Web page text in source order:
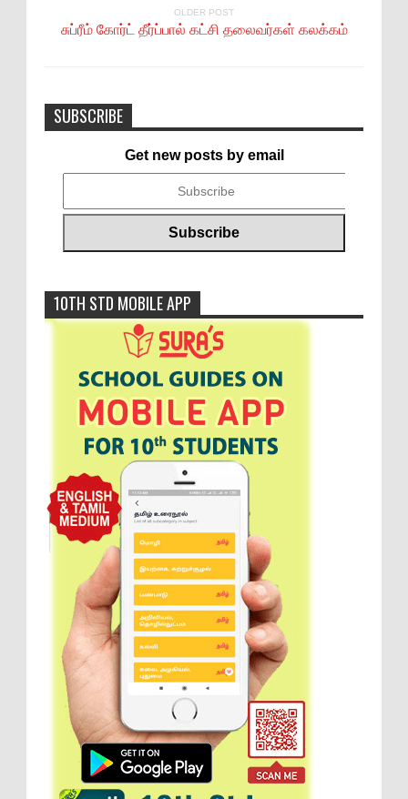
OLDER POST
சுப்ரீம் கோர்ட் தீர்ப்பால் கட்சி தலைவர்கள் கலக்கம்
SUBSCRIBE
Get new posts by email
10TH STD MOBILE APP